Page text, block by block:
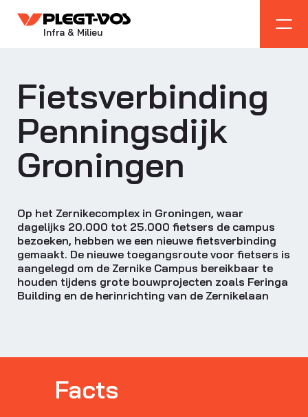
Infra & Milieu
Fietsverbinding
Penningsdijk
Groningen
Op het Zernikecomplex in Groningen, waar
dagelijks 20.000 tot 25.000 fietsers de campus
bezoeken, hebben we een nieuwe fietsverbinding
gemaakt. De nieuwe toegangsroute voor fietsers is
aangelegd om de Zernike Campus bereikbaar te
houden tijdens grote bouwprojecten zoals Feringa
Building en de herinrichting van de Zernikelaan
Facts